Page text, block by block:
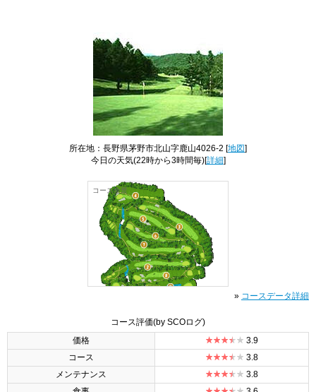
所在地：長野県茅野市北山字鹿山4026-2 [地図]
今日の天気(22時から3時間毎)[詳細]
コース全景
» コースデータ詳細
コース評価(by SCOログ)
価格
3.9
コース
3.8
メンテナンス
3.8